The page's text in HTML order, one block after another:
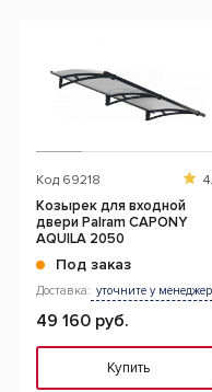
Код 69218
Козырек для входной
двери Palram CAPONY
AQUILA 2050
Под заказ
Доставка: уточните у
49 160 руб.
Купить